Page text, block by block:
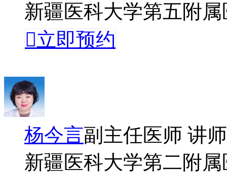
新疆医科大学第五附
立即预约
杨今言副主任医师 讲师
新疆医科大学第二附